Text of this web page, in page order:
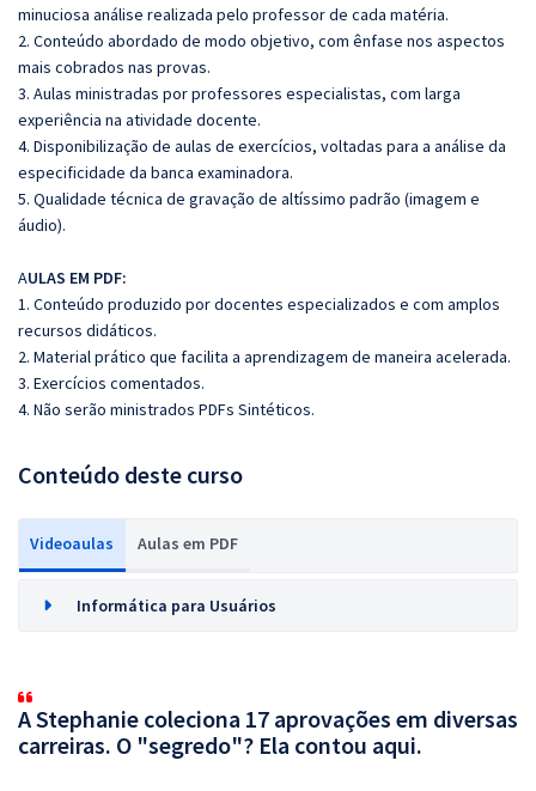
minuciosa análise realizada pelo professor de cada matéria.
2. Conteúdo abordado de modo objetivo, com ênfase nos aspectos
mais cobrados nas provas.
3. Aulas ministradas por professores especialistas, com larga
experiência na atividade docente.
4. Disponibilização de aulas de exercícios, voltadas para a análise da
especificidade da banca examinadora.
5. Qualidade técnica de gravação de altíssimo padrão (imagem e
áudio).
AULAS EM PDF:
1. Conteúdo produzido por docentes especializados e com amplos
recursos didáticos.
2. Material prático que facilita a aprendizagem de maneira acelerada.
3. Exercícios comentados.
4. Não serão ministrados PDFs Sintéticos.
Conteúdo deste curso
Videoaulas Aulas em PDF
Informática para Usuários
A Stephanie coleciona 17 aprovações em diversas
carreiras. O "segredo"? Ela contou aqui.